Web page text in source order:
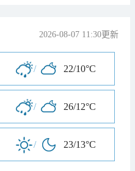
2026-08-07 11:30更新
/ 22/10°C
/ 26/12°C
/ 23/13°C